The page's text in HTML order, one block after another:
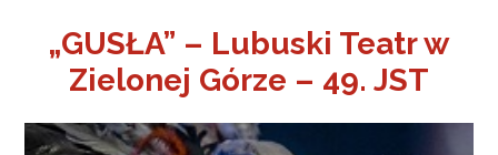
„GUSŁA” – Lubuski Teatr w
Zielonej Górze – 49. JST